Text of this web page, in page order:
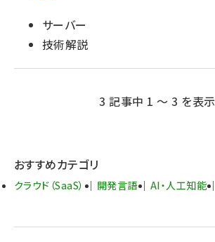
サーバー
技術解説
3 記事中 1 ～ 3 を表示
おすすめカテゴリ
クラウド（SaaS） 開発言語 AI・人工知能